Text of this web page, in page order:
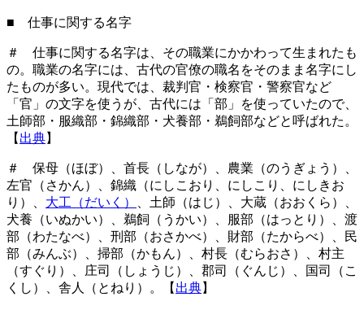
■ 仕事に関する名字
＃ 仕事に関する名字は、その職業にかかわって生まれたも
の。職業の名字には、古代の官僚の職名をそのまま名字にし
たものが多い。現代では、裁判官・検察官・警察官など
「官」の文字を使うが、古代には「部」を使っていたので、
土師部・服織部・錦織部・犬養部・鵜飼部などと呼ばれた。
【 出典】
＃ 保母（ほぼ）、首長（しなが）、農業（のうぎょう）、
左官（さかん）、錦織（にしこおり、にしこり、にしきお
り）、 大工（だいく）
、土師（はじ）、大蔵（おおくら）、
犬養（いぬかい）、鵜飼（うかい）、服部（はっとり）、渡
部（わたなべ）、刑部（おさかべ）、財部（たからべ）、民
部（みんぶ）、掃部（かもん）、村長（むらおさ）、村主
（すぐり）、庄司（しょうじ）、郡司（ぐんじ）、国司（こ
くし）、舎人（とねり）。【 出典】